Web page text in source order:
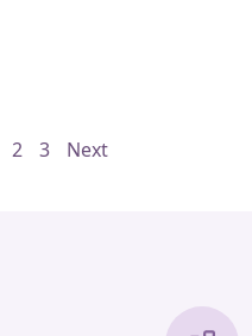
2 3 Next